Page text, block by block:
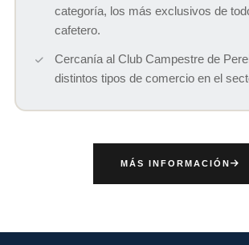
categoría, los más exclusivos de
cafetero.
Cercanía al Club Campestre de
distintos tipos de comercio en el
MÁS INFORMACIÓN